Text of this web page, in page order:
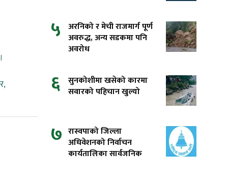
५ अरनिको र मेची राजमार्ग पूर्ण
अवरुद्ध, अन्य सडकमा पनि
अवरोध
६ सुनकोशीमा खसेको कारमा
सवारको पहिचान खुल्यो
७ रास्वपाको जिल्ला
अधिवेशनको निर्वाचन
कार्यतालिका सार्वजनिक